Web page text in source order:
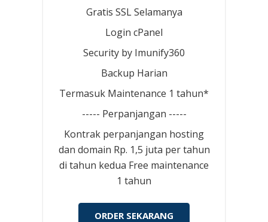
Gratis SSL Selamanya
Login cPanel
Security by Imunify360
Backup Harian
Termasuk Maintenance 1 tahun*
----- Perpanjangan -----
Kontrak perpanjangan hosting
dan domain Rp. 1,5 juta per tahun
di tahun kedua Free maintenance
1 tahun
ORDER SEKARANG